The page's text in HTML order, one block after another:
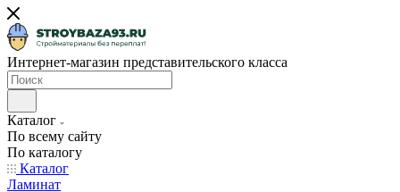
Интернет-магазин представительского класса
Каталог
По всему сайту
По каталогу
Каталог
Ламинат